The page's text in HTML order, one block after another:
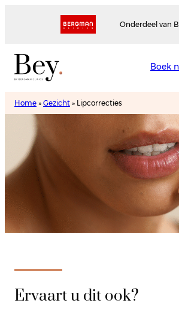
Onderdeel van
Boek
Home » Gezicht » Lipcorrecties
Maak een afspraak
Ervaart u dit ook?